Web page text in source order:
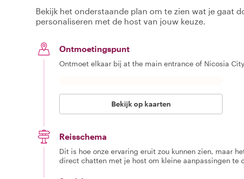
Bekijk het onderstaande plan om te zien wat je gaat
personaliseren met de host van jouw keuze.
Ontmoetingspunt
Ontmoet elkaar bij at the main entrance of Nicosia
Bekijk op kaarten
Reisschema
Dit is hoe onze ervaring eruit zou kunnen zien, maar
direct chatten met je host om kleine aanpassingen te